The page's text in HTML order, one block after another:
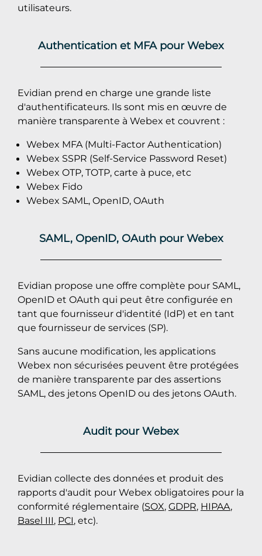
utilisateurs.
Authentication et MFA pour Webex
Evidian prend en charge une grande liste
d'authentificateurs. Ils sont mis en œuvre de
manière transparente à Webex et couvrent :
Webex MFA (Multi-Factor Authentication)
Webex SSPR (Self-Service Password Reset)
Webex OTP, TOTP, carte à puce, etc
Webex Fido
Webex SAML, OpenID, OAuth
SAML, OpenID, OAuth pour Webex
Evidian propose une offre complète pour SAML,
OpenID et OAuth qui peut être configurée en
tant que fournisseur d'identité (IdP) et en tant
que fournisseur de services (SP).
Sans aucune modification, les applications
Webex non sécurisées peuvent être protégées
de manière transparente par des assertions
SAML, des jetons OpenID ou des jetons OAuth.
Audit pour Webex
Evidian collecte des données et produit des
rapports d'audit pour Webex obligatoires pour la
conformité réglementaire (SOX, GDPR, HIPAA,
Basel III, PCI, etc).